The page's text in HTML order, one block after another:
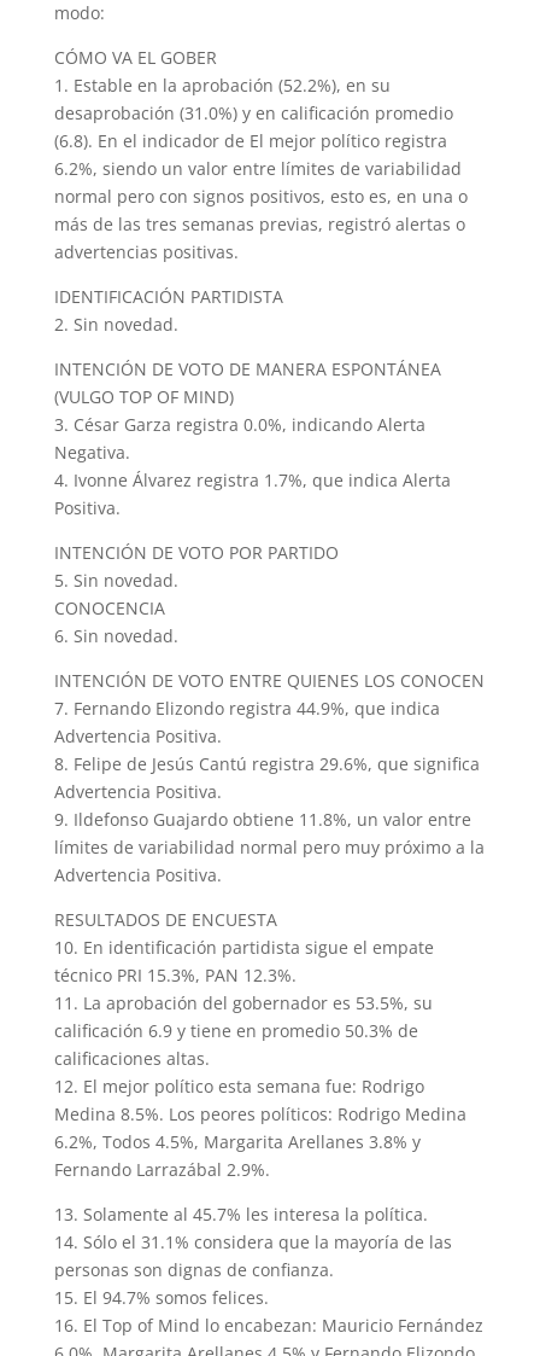
modo:
CÓMO VA EL GOBER
1. Estable en la aprobación (52.2%), en su
desaprobación (31.0%) y en calificación promedio
(6.8). En el indicador de El mejor político registra
6.2%, siendo un valor entre límites de variabilidad
normal pero con signos positivos, esto es, en una o
más de las tres semanas previas, registró alertas o
advertencias positivas.
IDENTIFICACIÓN PARTIDISTA
2. Sin novedad.
INTENCIÓN DE VOTO DE MANERA ESPONTÁNEA
(VULGO TOP OF MIND)
3. César Garza registra 0.0%, indicando Alerta
Negativa.
4. Ivonne Álvarez registra 1.7%, que indica Alerta
Positiva.
INTENCIÓN DE VOTO POR PARTIDO
5. Sin novedad.
CONOCENCIA
6. Sin novedad.
INTENCIÓN DE VOTO ENTRE QUIENES LOS CONOCEN
7. Fernando Elizondo registra 44.9%, que indica
Advertencia Positiva.
8. Felipe de Jesús Cantú registra 29.6%, que significa
Advertencia Positiva.
9. Ildefonso Guajardo obtiene 11.8%, un valor entre
límites de variabilidad normal pero muy próximo a la
Advertencia Positiva.
RESULTADOS DE ENCUESTA
10. En identificación partidista sigue el empate
técnico PRI 15.3%, PAN 12.3%.
11. La aprobación del gobernador es 53.5%, su
calificación 6.9 y tiene en promedio 50.3% de
calificaciones altas.
12. El mejor político esta semana fue: Rodrigo
Medina 8.5%. Los peores políticos: Rodrigo Medina
6.2%, Todos 4.5%, Margarita Arellanes 3.8% y
Fernando Larrazábal 2.9%.
13. Solamente al 45.7% les interesa la política.
14. Sólo el 31.1% considera que la mayoría de las
personas son dignas de confianza.
15. El 94.7% somos felices.
16. El Top of Mind lo encabezan: Mauricio Fernández